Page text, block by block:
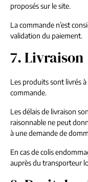
proposés sur le site.
La commande n’est
validation du paiement.
7. Livraison
Les produits sont livrés à
commande.
Les délais de livraison
raisonnable ne peut
à une demande de
En cas de colis
auprès du transporteur